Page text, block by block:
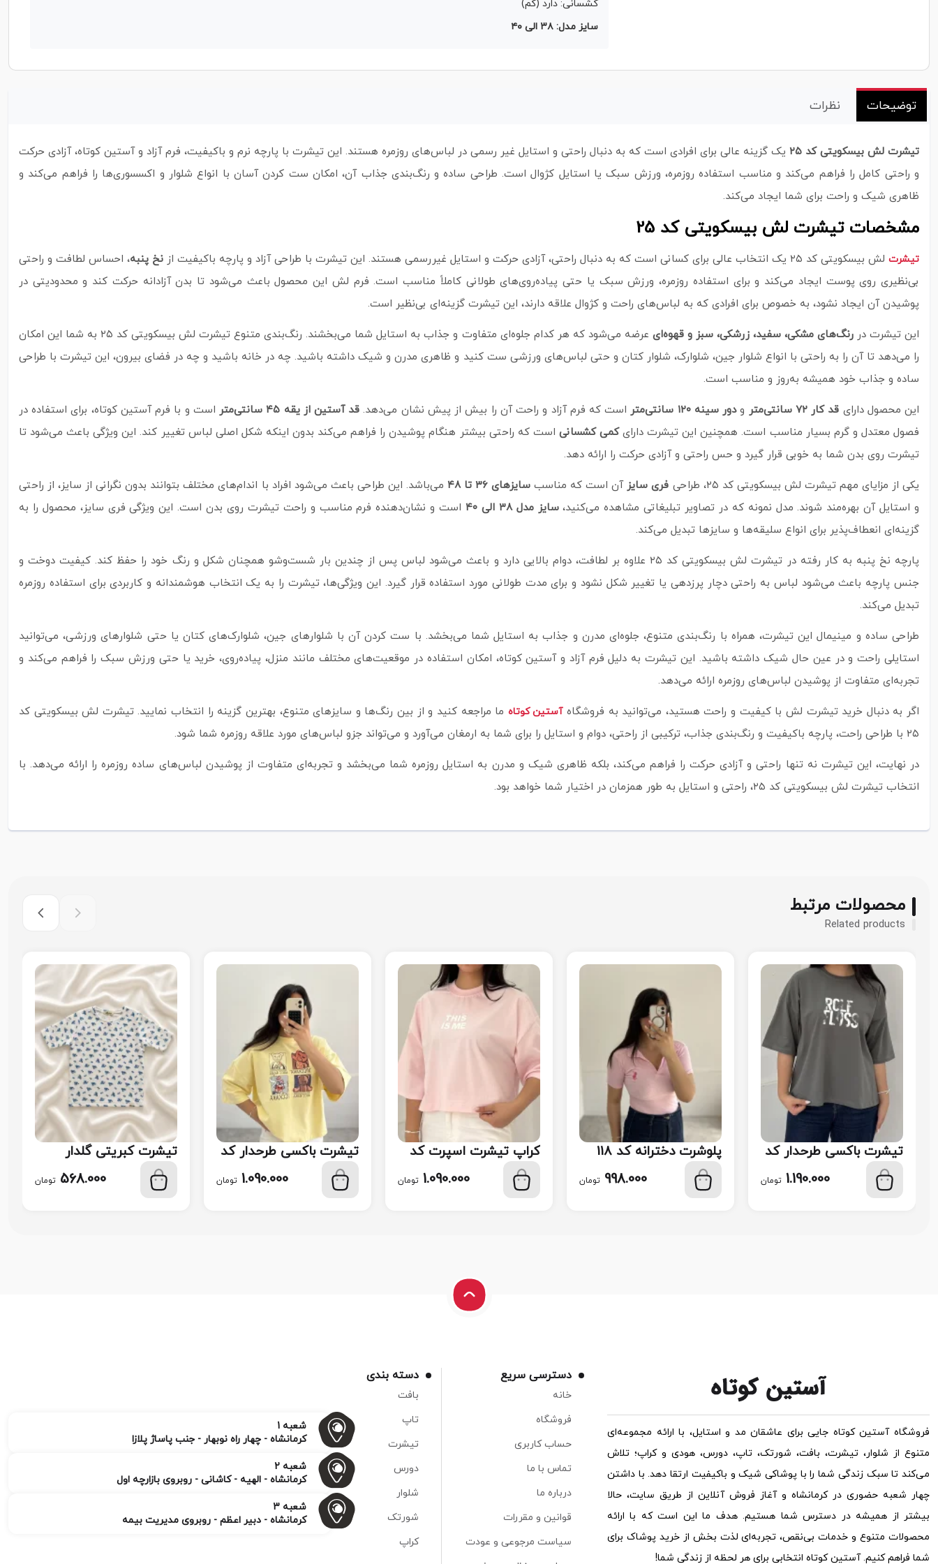
کشسانی: دارد (کم)
سایز مدل: ۳۸ الی ۴۰
توضیحات نظرات
تیشرت لش بیسکویتی کد ۲۵
یک گزینه عالی برای افرادی است که به دنبال راحتی و استایل غیر رسمی در لباس‌های روزمره هستند. این تیشرت با پارچه نرم و باکیفیت، فرم آزاد و آستین کوتاه، آزادی حرکت
و راحتی کامل را فراهم می‌کند و مناسب استفاده روزمره، ورزش سبک یا استایل کژوال است. طراحی ساده و رنگ‌بندی جذاب آن، امکان ست کردن آسان با انواع شلوار و اکسسوری‌ها را فراهم می‌کند و
ظاهری شیک و راحت برای شما ایجاد می‌کند.
مشخصات تیشرت لش بیسکویتی کد 25
تیشرت لش بیسکویتی کد ۲۵ یک انتخاب عالی برای کسانی است که به دنبال راحتی، آزادی حرکت و استایل غیررسمی هستند. این تیشرت با طراحی آزاد و پارچه باکیفیت از نخ پنبه، احساس لطافت و راحتی
بی‌نظیری روی پوست ایجاد می‌کند و برای استفاده روزمره، ورزش سبک یا حتی پیاده‌روی‌های طولانی کاملاً مناسب است. فرم لش این محصول باعث می‌شود تا بدن آزادانه حرکت کند و محدودیتی در
پوشیدن آن ایجاد نشود، به‌ خصوص برای افرادی که به لباس‌های راحت و کژوال علاقه دارند، این تیشرت گزینه‌ای بی‌نظیر است.
این تیشرت دررنگ‌های مشکی، سفید، زرشکی، سبز و قهوه‌ای
عرضه می‌شود که هر کدام جلوه‌ای متفاوت و جذاب به استایل شما می‌بخشند. رنگ‌بندی متنوع تیشرت لش بیسکویتی کد ۲۵ به شما این امکان
را می‌دهد تا آن را به راحتی با انواع شلوار جین، شلوارک، شلوار کتان و حتی لباس‌های ورزشی ست کنید و ظاهری مدرن و شیک داشته باشید. چه در خانه باشید و چه در فضای بیرون، این تیشرت با طراحی
ساده و جذاب خود همیشه به‌روز و مناسب است.
این محصول دارای قد کار ۷۲ سانتی‌متر ودور سینه ۱۲۰ سانتی‌متر است که فرم آزاد و راحت آن را بیش از پیش نشان می‌دهد. قد آستین از یقه ۴۵ سانتی‌متر
است و با فرم آستین کوتاه، برای استفاده در
فصول معتدل و گرم بسیار مناسب است. همچنین این تیشرت دارایکمی کشسانی است که راحتی بیشتر هنگام پوشیدن را فراهم می‌کند بدون اینکه شکل اصلی لباس تغییر کند. این ویژگی باعث می‌شود تا
تیشرت روی بدن شما به‌ خوبی قرار گیرد و حس راحتی و آزادی حرکت را ارائه دهد.
یکی از مزایای مهم تیشرت لش بیسکویتی کد ۲۵، طراحی فری سایز آن است که مناسب سایزهای ۳۶ تا ۴۸
می‌باشد. این طراحی باعث می‌شود افراد با اندام‌های مختلف بتوانند بدون نگرانی از سایز، از راحتی
و استایل آن بهره‌مند شوند. مدل نمونه که در تصاویر تبلیغاتی مشاهده می‌کنید،سایز مدل ۳۸ الی ۴۰
است و نشان‌دهنده فرم مناسب و راحت تیشرت روی بدن است. این ویژگی فری سایز، محصول را به
گزینه‌ای انعطاف‌پذیر برای انواع سلیقه‌ها و سایزها تبدیل می‌کند.
پارچه نخ پنبه به کار رفته در تیشرت لش بیسکویتی کد ۲۵ علاوه بر لطافت، دوام بالایی دارد و باعث می‌شود لباس پس از چندین بار شست‌وشو همچنان شکل و رنگ خود را حفظ کند. کیفیت دوخت و
جنس پارچه باعث می‌شود لباس به راحتی دچار پرزدهی یا تغییر شکل نشود و برای مدت طولانی مورد استفاده قرار گیرد. این ویژگی‌ها، تیشرت را به یک انتخاب هوشمندانه و کاربردی برای استفاده روزمره
تبدیل می‌کند.
طراحی ساده و مینیمال این تیشرت، همراه با رنگ‌بندی متنوع، جلوه‌ای مدرن و جذاب به استایل شما می‌بخشد. با ست کردن آن با شلوارهای جین، شلوارک‌های کتان یا حتی شلوارهای ورزشی، می‌توانید
استایلی راحت و در عین حال شیک داشته باشید. این تیشرت به دلیل فرم آزاد و آستین کوتاه، امکان استفاده در موقعیت‌های مختلف مانند منزل، پیاده‌روی، خرید یا حتی ورزش سبک را فراهم می‌کند و
تجربه‌ای متفاوت از پوشیدن لباس‌های روزمره ارائه می‌دهد.
اگر به دنبال خرید تیشرت لش با کیفیت و راحت هستید، می‌توانید به فروشگاهآستین کوتاه ما مراجعه کنید و از بین رنگ‌ها و سایزهای متنوع، بهترین گزینه را انتخاب نمایید. تیشرت لش بیسکویتی کد
۲۵ با طراحی راحت، پارچه باکیفیت و رنگ‌بندی جذاب، ترکیبی از راحتی، دوام و استایل را برای شما به ارمغان می‌آورد و می‌تواند جزو لباس‌های مورد علاقه روزمره شما شود.
در نهایت، این تیشرت نه تنها راحتی و آزادی حرکت را فراهم می‌کند، بلکه ظاهری شیک و مدرن به استایل روزمره شما می‌بخشد و تجربه‌ای متفاوت از پوشیدن لباس‌های ساده روزمره را ارائه می‌دهد. با
انتخاب تیشرت لش بیسکویتی کد ۲۵، راحتی و استایل به طور همزمان در اختیار شما خواهد بود.
محصولات مرتبط
Related products
تیشرت باکسی طرحدار کد
119
1.190.000 تومان
پلوشرت دخترانه کد 118
998.000 تومان
کراپ تیشرت اسپرت کد
117
1.090.000 تومان
تیشرت باکسی طرحدار کد
115
1.090.000 تومان
تیشرت‌ کبریتی گلدار
پینترستی کد 114 568.000 تومان
فروشگاه آستین کوتاه جایی برای عاشقان مد و استایل، با ارائه مجموعه‌ای
متنوع از شلوار، تیشرت، بافت، شورتک، تاپ، دورس، هودی و کراپ؛ تلاش
می‌کند تا سبک زندگی شما را با پوشاکی شیک و باکیفیت ارتقا دهد. با داشتن
چهار شعبه حضوری در کرمانشاه و آغاز فروش آنلاین از طریق سایت، حالا
بیشتر از همیشه در دسترس شما هستیم. هدف ما این است که با ارائه
محصولات متنوع و خدمات بی‌نقص، تجربه‌ای لذت بخش از خرید پوشاک برای
شما فراهم کنیم. آستین کوتاه انتخابی برای هر لحظه از زندگی شما!
دسترسی سریع
خانه
فروشگاه
حساب کاربری
تماس با ما
درباره ما
قوانین و مقررات
سیاست مرجوعی و عودت
دسته بندی
بافت
تاپ
تیشرت
دورس
شلوار
شورتک
کراپ
شعبه 1
کرمانشاه - چهار راه نوبهار - جنب پاساژ پلازا
شعبه 2
کرمانشاه - الهیه - کاشانی - روبروی بازارچه اول
شعبه 3
کرمانشاه - دبیر اعظم - روبروی مدیریت بیمه